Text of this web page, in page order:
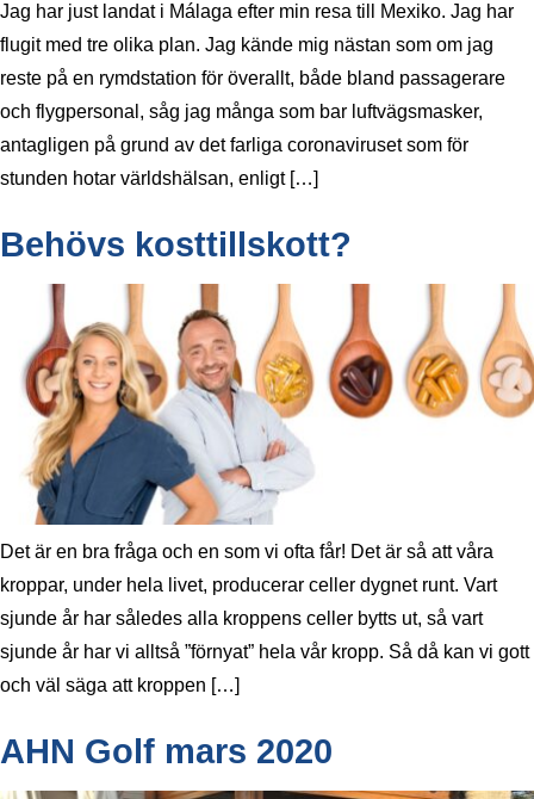
Jag har just landat i Málaga efter min resa till Mexiko. Jag har
flugit med tre olika plan. Jag kände mig nästan som om jag
reste på en rymdstation för överallt, både bland passagerare
och flygpersonal, såg jag många som bar luftvägsmasker,
antagligen på grund av det farliga coronaviruset som för
stunden hotar världshälsan, enligt […]
Behövs kosttillskott?
Det är en bra fråga och en som vi ofta får! Det är så att våra
kroppar, under hela livet, producerar celler dygnet runt. Vart
sjunde år har således alla kroppens celler bytts ut, så vart
sjunde år har vi alltså ”förnyat” hela vår kropp. Så då kan vi gott
och väl säga att kroppen […]
AHN Golf mars 2020